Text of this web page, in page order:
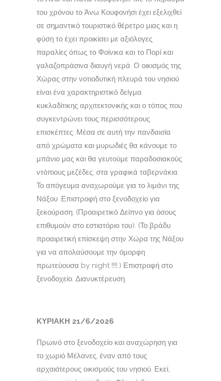
του χρόνου το Άνω Κουφονήσι έχει εξελιχθεί
σε σημαντικό τουριστικό θέρετρο μιας και η
φύση το έχει προικίσει με αξιόλογες
παραλίες όπως το Φοίνικα και το Πορί και
γαλαζοπράσινα διαυγή νερά. Ο οικισμός της
Χώρας στην νοτιοδυτική πλευρά του νησιού
είναι ένα χαρακτηριστικό δείγμα
κυκλαδίτικης αρχιτεκτονικής και ο τόπος που
συγκεντρώνει τους περισσότερους
επισκέπτες. Μέσα σε αυτή την πανδαισία
από χρώματα και μυρωδιές θα κάνουμε το
μπάνιο μας και θα γευτούμε παραδοσιακούς
ντόπιους μεζέδες. στα γραφικά ταβερνάκια.
Το απόγευμα αναχωρούμε για το λιμάνι της
Νάξου .Επιστροφή στο ξενοδοχείο για
ξεκούραση. (Προαιρετικό Δείπνο για όσους
επιθυμούν στο εστιατόριο του). (Το βράδυ
προαιρετική επίσκεψη στην Χώρα της Νάξου
για να απολαύσουμε την όμορφη
πρωτεύουσα by night !!!!.) Επιστροφή στο
ξενοδοχείο. Διανυκτέρευση.
ΚΥΡΙΑΚΗ 21/6/2026
Πρωινό στο ξενοδοχείο και αναχώρηση για
το χωριό Μέλανες, έναν από τους
αρχαιότερους οικισμούς του νησιού. Εκεί,